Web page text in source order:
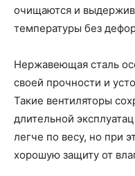
очищаются и
температуры без
Нержавеющая сталь
своей прочности и
Такие вентиляторы
длительной
легче по весу, но при
хорошую защиту от